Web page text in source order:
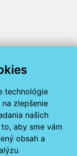
technológie
zlepšenie
našich
aby sme vám
obsah a
hod.